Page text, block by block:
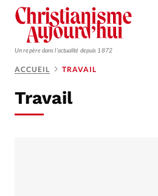
Un repère dans l'actualité depuis 1872
Monde
ACCUEIL TRAVAIL
Travail